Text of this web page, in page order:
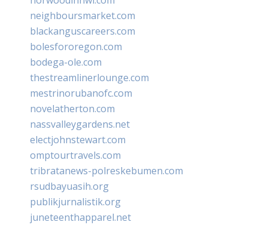
neighboursmarket.com
blackanguscareers.com
bolesfororegon.com
bodega-ole.com
thestreamlinerlounge.com
mestrinorubanofc.com
novelatherton.com
nassvalleygardens.net
electjohnstewart.com
omptourtravels.com
tribratanews-polreskebumen.com
rsudbayuasih.org
publikjurnalistik.org
juneteenthapparel.net